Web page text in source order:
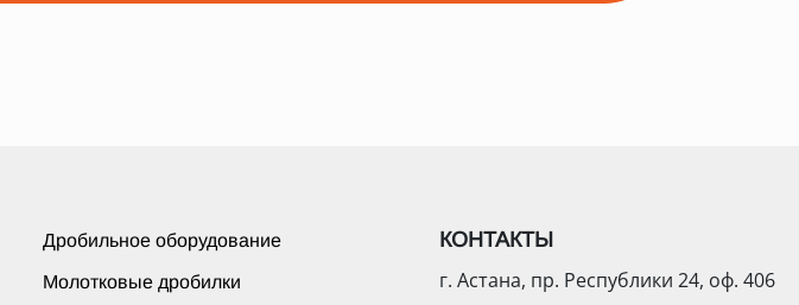
Дробильное оборудование
Молотковые дробилки
КОНТАКТЫ
г. Астана, пр. Республики 24, оф. 406